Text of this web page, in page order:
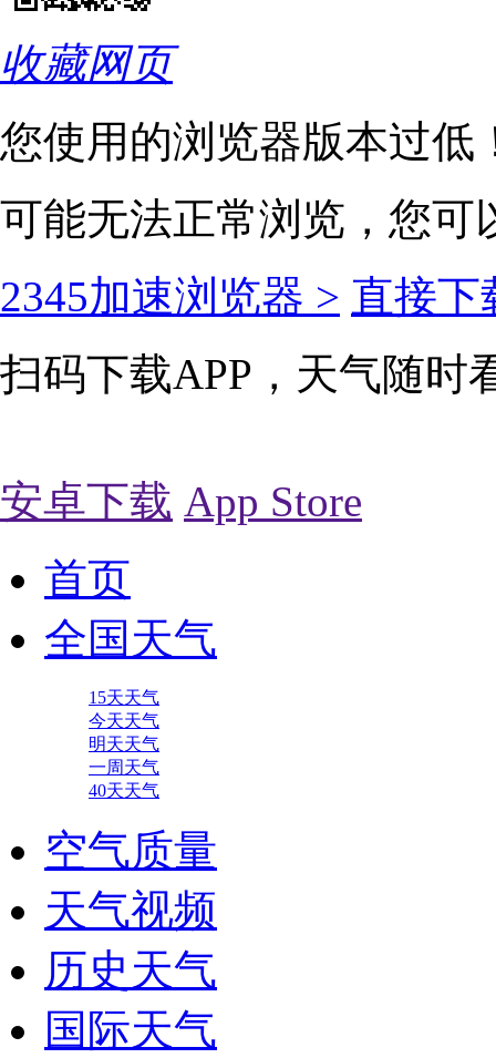
收藏网页
您使用的浏览器版本过低
可能无法正常浏览，您可
2345加速浏览器 > 直接下
扫码下载APP，天气随时
安卓下载 App Store
首页
全国天气
15天天气
今天天气
明天天气
一周天气
40天天气
空气质量
天气视频
历史天气
国际天气